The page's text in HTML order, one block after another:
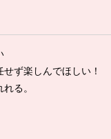
ず楽しんでほしい！
る。